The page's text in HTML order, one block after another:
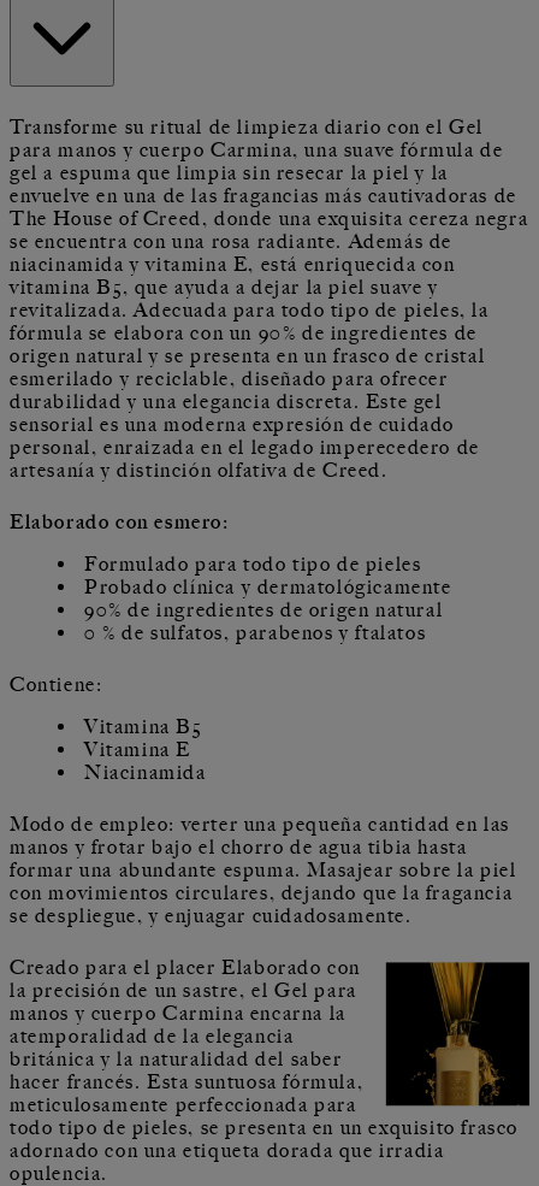
Transforme su ritual de limpieza diario con el Gel
para manos y cuerpo Carmina, una suave fórmula de
gel a espuma que limpia sin resecar la piel y la
envuelve en una de las fragancias más cautivadoras de
The House of Creed, donde una exquisita cereza negra
se encuentra con una rosa radiante. Además de
niacinamida y vitamina E, está enriquecida con
vitamina B5, que ayuda a dejar la piel suave y
revitalizada. Adecuada para todo tipo de pieles, la
fórmula se elabora con un 90% de ingredientes de
origen natural y se presenta en un frasco de cristal
esmerilado y reciclable, diseñado para ofrecer
durabilidad y una elegancia discreta. Este gel
sensorial es una moderna expresión de cuidado
personal, enraizada en el legado imperecedero de
artesanía y distinción olfativa de Creed.
Elaborado con esmero:
Formulado para todo tipo de pieles
Probado clínica y dermatológicamente
90% de ingredientes de origen natural
0 % de sulfatos, parabenos y ftalatos
Contiene:
Vitamina B5
Vitamina E
Niacinamida
Modo de empleo: verter una pequeña cantidad en las
manos y frotar bajo el chorro de agua tibia hasta
formar una abundante espuma. Masajear sobre la piel
con movimientos circulares, dejando que la fragancia
se despliegue, y enjuagar cuidadosamente.
Creado para el placer Elaborado con
la precisión de un sastre, el Gel para
manos y cuerpo Carmina encarna la
atemporalidad de la elegancia
británica y la naturalidad del saber
hacer francés. Esta suntuosa fórmula,
meticulosamente perfeccionada para
todo tipo de pieles, se presenta en un exquisito frasco
adornado con una etiqueta dorada que irradia
opulencia.